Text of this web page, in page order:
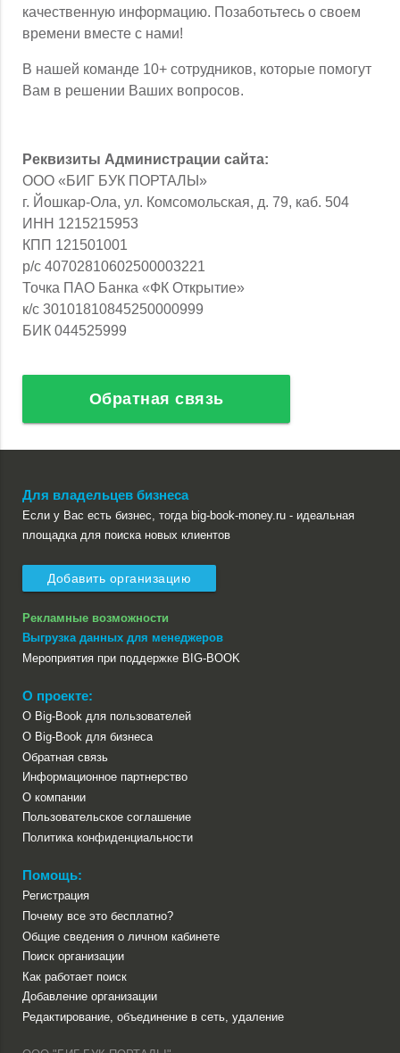
качественную информацию. Позаботьтесь о своем
времени вместе с нами!
В нашей команде 10+ сотрудников, которые помогут
Вам в решении Ваших вопросов.
Реквизиты Администрации сайта:
ООО «БИГ БУК ПОРТАЛЫ»
г. Йошкар-Ола, ул. Комсомольская, д. 79, каб. 504
ИНН 1215215953
КПП 121501001
р/с 40702810602500003221
Точка ПАО Банка «ФК Открытие»
к/с 30101810845250000999
БИК 044525999
Обратная связь
Для владельцев бизнеса
Если у Вас есть бизнес, тогда big-book-money.ru - идеальная
площадка для поиска новых клиентов
Добавить организацию
Рекламные возможности
Выгрузка данных для менеджеров
Мероприятия при поддержке BIG-BOOK
О проекте:
О Big-Book для пользователей
О Big-Book для бизнеса
Обратная связь
Информационное партнерство
О компании
Пользовательское соглашение
Политика конфиденциальности
Помощь:
Регистрация
Почему все это бесплатно?
Общие сведения о личном кабинете
Поиск организации
Как работает поиск
Добавление организации
Редактирование, объединение в сеть, удаление